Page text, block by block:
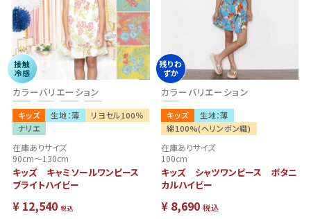
カラーバリエーション
キッズ 生地：薄
リヨセル100％
ナリエ
接触
冷感
在庫ありサイズ
90cm～130cm
キッズ キャミソールワンピース
ブライトハイビー
¥ 12,540 税込
カラーバリエーション
キッズ
生地：薄
綿100%(ヘリンボン織)
残りわ
ずか
在庫ありサイズ
100cm
キッズ シャツワンピース ボタニ
カルハイビー
¥ 8,690 税込